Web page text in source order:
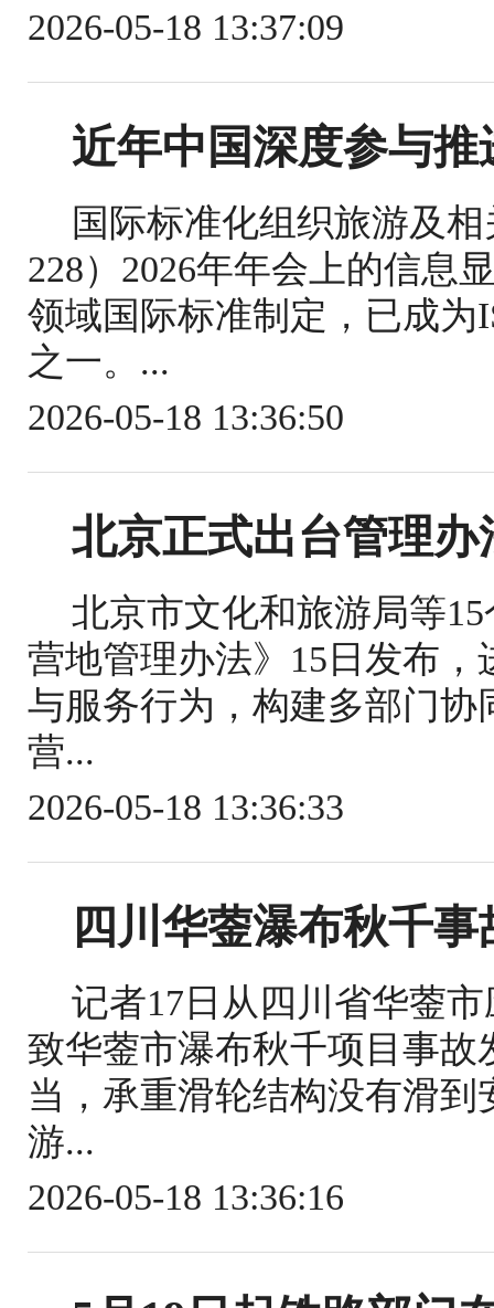
2026-05-18 13:37:09
近年中国深度参与
国际标准化组织旅游及
228）2026年年会上的信息
领域国际标准制定，已成为
之一。...
2026-05-18 13:36:50
北京正式出台管理
北京市文化和旅游局等
营地管理办法》15日发布
与服务行为，构建多部门
营...
2026-05-18 13:36:33
四川华蓥瀑布秋千
记者17日从四川省华蓥
致华蓥市瀑布秋千项目事
当，承重滑轮结构没有滑
游...
2026-05-18 13:36:16